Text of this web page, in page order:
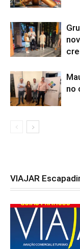
no
VIAJAR